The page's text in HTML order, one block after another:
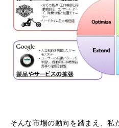
そんな市場の動向を踏まえ、私